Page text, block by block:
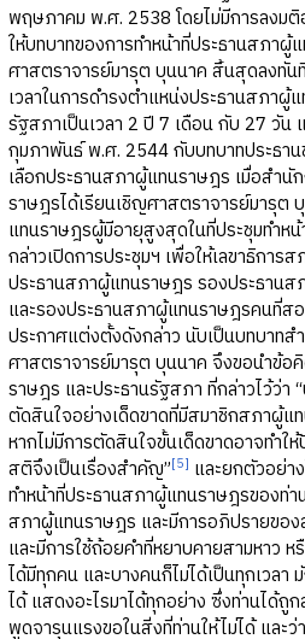
พฤษภาคม พ.ศ. 2538 โดยไม่มีการลงมติ
ให้บทบาทของการทำหน้าที่ประธานสภา
ศาสตราจารย์มารุต บุนนาค สิ้นสุดลงทัน
เวลาในการดำรงตำแหน่งประธานสภาผู้
รัฐสภาเป็นเวลา 2 ปี 7 เดือน กับ 27 วัน
กุมภาพันธ์ พ.ศ. 2544 กับบทบาทประธา
เลือกประธานสภาผู้แทนราษฎร เมื่อสำนั
ราษฎรได้เรียนเชิญศาสตราจารย์มารุต
แทนราษฎรผู้มีอายุสูงสุดในที่ประชุมทำหน้
กล่าวเปิดการประชุมฯ เพื่อให้เลขาธิการ
ประธานสภาผู้แทนราษฎร รองประธาน
และรองประธานสภาผู้แทนราษฎรคนที่ส
ประกาศแต่งตั้งดังกล่าว นับเป็นบทบาท
ศาสตราจารย์มารุต บุนนาค จึงขอนำข้อ
ราษฎร และประธานรัฐสภา ที่กล่าวไว้ว่า
ตัดสินใจอย่างเด็ดขาดที่มีสมาชิกสภาผู้
หากไม่มีการตัดสินใจขั้นเด็ดขาดอาจทำ
สติจึงเป็นเรื่องสำคัญ”[5] และยกตัวอย่า
ทำหน้าที่ประธานสภาผู้แทนราษฎรของท่
สภาผู้แทนราษฎร และมีการอภิปรายขอ
และมีการใช้ถ้อยคำที่หยาบคายสามหาว
ได้มีทุกคน และบางคนก็ไม่ได้เป็นทุกเวลา
ได้ แสดงอะไรมาได้ทุกอย่าง ซึ่งท่านได้
พูดจารุนแรงขอในสิ่งที่ท่านให้ไม่ได้ และว่